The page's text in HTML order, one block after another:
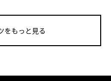
をもっと見る